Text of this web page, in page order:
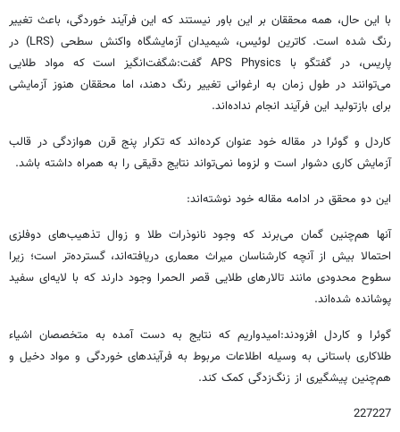
با این حال، همه محققان بر این باور نیستند که این فرآیند خوردگی، باعث تغییر
رنگ شده است. کاترین لوئیس، شیمیدان آزمایشگاه واکنش سطحی (LRS) در
پاریس، در گفتگو با APS Physics گفت:شگفت‌انگیز است که مواد طلایی
می‌توانند در طول زمان به ارغوانی تغییر رنگ دهند، اما محققان هنوز آزمایشی
برای بازتولید این فرآیند انجام نداده‌اند.
کاردل و گوئرا در مقاله خود عنوان کرده‌اند که تکرار پنج قرن هوازدگی در قالب
آزمایش کاری دشوار است و لزوما نمی‌تواند نتایج دقیقی را به همراه داشته باشد.
این دو محقق در ادامه مقاله خود نوشته‌اند:
آنها هم‌چنین گمان می‌برند که وجود نانوذرات طلا و زوال تذهیب‌های دوفلزی
احتمالا بیش از آنچه کارشناسان میراث معماری دریافته‌اند، گسترده‌تر است؛ زیرا
سطوح محدودی مانند تالارهای طلایی قصر الحمرا وجود دارند که با لایه‌ای سفید
پوشانده شده‌اند.
گوئرا و کاردل افزودند:امیدواریم که نتایج به دست آمده به متخصصان اشیاء
طلاکاری باستانی به وسیله اطلاعات مربوط به فرآیندهای خوردگی و مواد دخیل و
هم‌چنین پیشگیری از زنگ‌زدگی کمک کند.
227227